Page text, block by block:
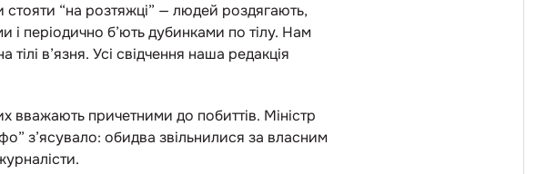
“на розтяжці” — людей роздягають,
періодично б’ють дубинками по тілу. Нам
в’язня. Усі свідчення наша редакція
вважають причетними до побиттів. Міністр
з’ясувало: обидва звільнилися за власним